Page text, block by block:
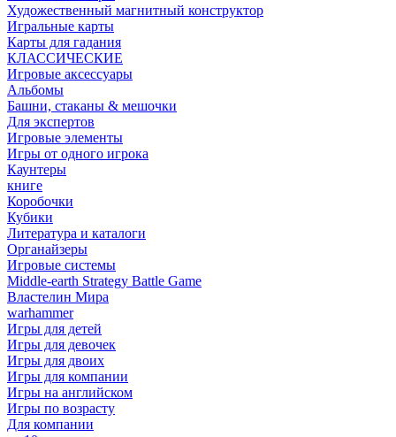
Художественный магнитный конструктор
Игральные карты
Карты для гадания
КЛАССИЧЕСКИЕ
Игровые аксессуары
Альбомы
Башни, стаканы & мешочки
Для экспертов
Игровые элементы
Игры от одного игрока
Каунтеры
книге
Коробочки
Кубики
Литература и каталоги
Органайзеры
Игровые системы
Middle-earth Strategy Battle Game
Властелин Мира
warhammer
Игры для детей
Игры для девочек
Игры для двоих
Игры для компании
Игры на английском
Игры по возрасту
Для компании